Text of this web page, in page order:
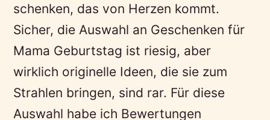
schenken, das von Herzen kommt.
Sicher, die Auswahl an Geschenken für
Mama Geburtstag ist riesig, aber
wirklich originelle Ideen, die sie zum
Strahlen bringen, sind rar. Für diese
Auswahl habe ich Bewertungen